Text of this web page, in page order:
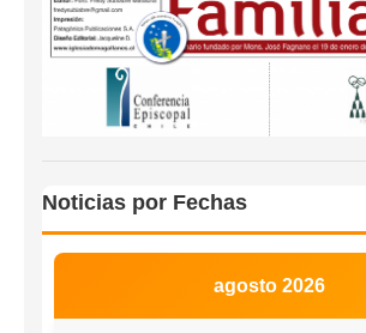
Noticias por Fechas
agosto 2026